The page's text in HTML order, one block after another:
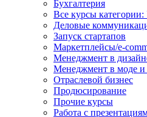
Бухгалтерия
Все курсы
Деловые
Запуск стартапов
Маркетплейсы/e-
Менеджмент в
Менеджмент в моде и
Отраслевой бизнес
Продюсирование
Прочие курсы
Работа с